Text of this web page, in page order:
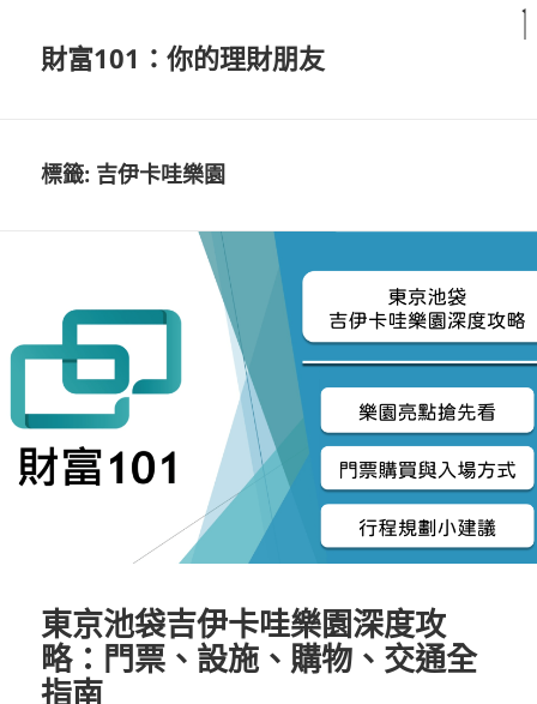
財富101：你的理財朋友
標籤: 吉伊卡哇樂園
東京池袋吉伊卡哇樂園深度攻
略：門票、設施、購物、交通全
指南